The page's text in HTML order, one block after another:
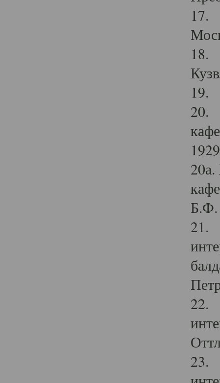
17.
18.
19.
20.
Б.Ф.
21.
22.
23.